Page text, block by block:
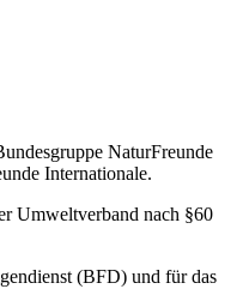
NaturFreunde
Internationale.
Umweltverband nach §60
(BFD) und für das